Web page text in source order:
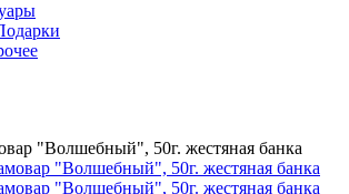
"Волшебный", 50г. жестяная банка